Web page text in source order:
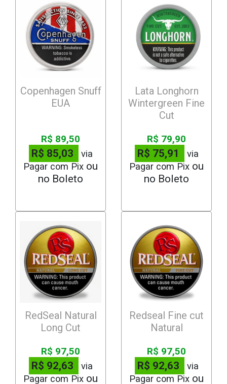
Copenhagen Snuff
EUA
R$ 89,50
R$ 85,03
via
Pagar com Pix
Lata Longhorn
Wintergreen Fine
Cut
R$ 79,90
R$ 75,91
via
Pagar com Pix
RedSeal Natural
Long Cut
R$ 97,50
R$ 92,63
via
Pagar com Pix
Redseal Fine cut
Natural
R$ 97,50
R$ 92,63
via
Pagar com Pix